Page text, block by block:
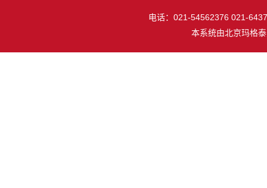
电话：021-54562376 021-
本系统由北京玛格